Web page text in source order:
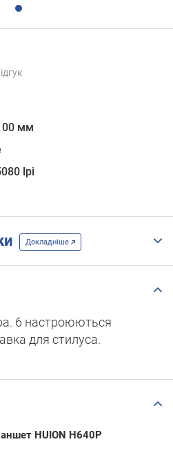
мм
lpi
Докладніше
6 настроюються
для стилуса.
HUION H640P